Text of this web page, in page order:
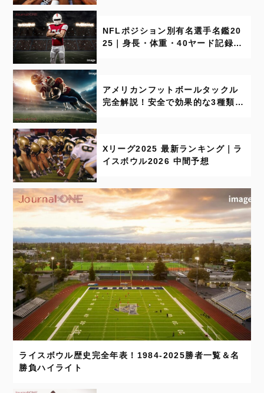
NFLポジション別有名選手名鑑20
25｜身長・体重・40ヤード記録付
アメリカンフットボールタックル
完全解説！安全で効果的な3種類フ
Xリーグ2025 最新ランキング｜ラ
イスボウル2026 中間予想
ライスボウル歴史完全年表！1984-2025勝者一覧＆名
勝負ハイライト